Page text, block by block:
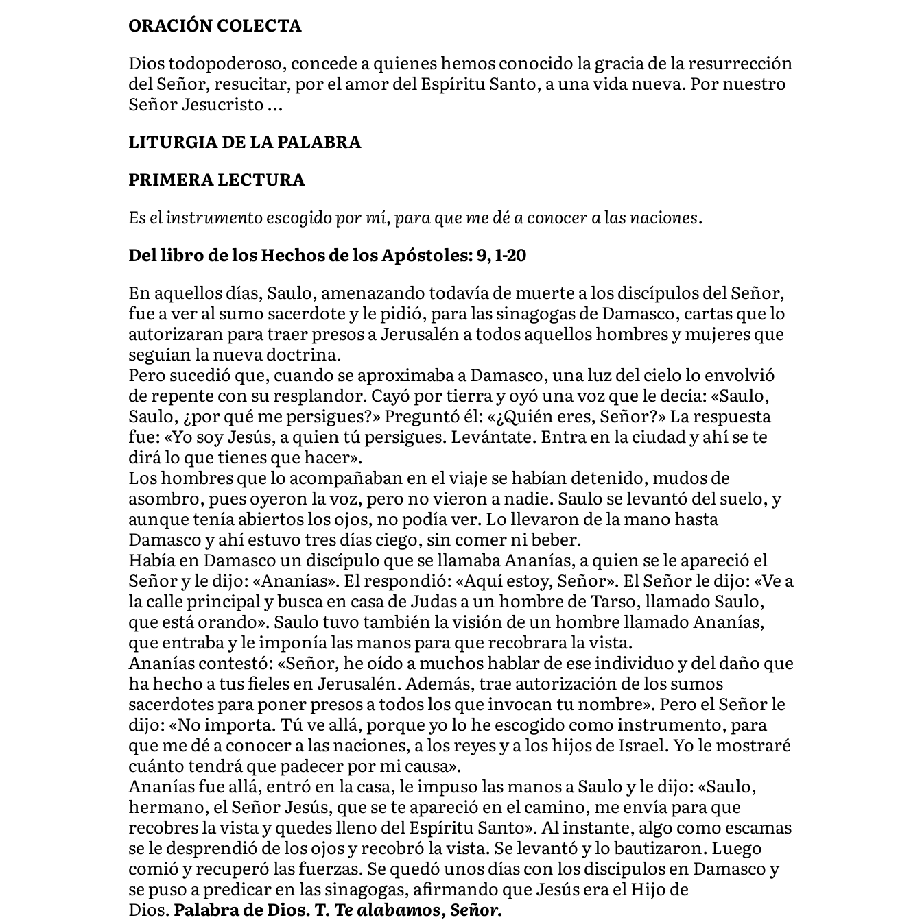
ORACIÓN COLECTA
Dios todopoderoso, concede a quienes hemos conocido la gracia de la resurrección
del Señor, resucitar, por el amor del Espíritu Santo, a una vida nueva. Por nuestro
Señor Jesucristo …
LITURGIA DE LA PALABRA
PRIMERA LECTURA
Es el instrumento escogido por mí, para que me dé a conocer a las naciones.
Del libro de los Hechos de los Apóstoles: 9, 1-20
En aquellos días, Saulo, amenazando todavía de muerte a los discípulos del Señor,
fue a ver al sumo sacerdote y le pidió, para las sinagogas de Damasco, cartas que lo
autorizaran para traer presos a Jerusalén a todos aquellos hombres y mujeres que
seguían la nueva doctrina.
Pero sucedió que, cuando se aproximaba a Damasco, una luz del cielo lo envolvió
de repente con su resplandor. Cayó por tierra y oyó una voz que le decía: «Saulo,
Saulo, ¿por qué me persigues?» Preguntó él: «¿Quién eres, Señor?» La respuesta
fue: «Yo soy Jesús, a quien tú persigues. Levántate. Entra en la ciudad y ahí se te
dirá lo que tienes que hacer».
Los hombres que lo acompañaban en el viaje se habían detenido, mudos de
asombro, pues oyeron la voz, pero no vieron a nadie. Saulo se levantó del suelo, y
aunque tenía abiertos los ojos, no podía ver. Lo llevaron de la mano hasta
Damasco y ahí estuvo tres días ciego, sin comer ni beber.
Había en Damasco un discípulo que se llamaba Ananías, a quien se le apareció el
Señor y le dijo: «Ananías». El respondió: «Aquí estoy, Señor». El Señor le dijo: «Ve a
la calle principal y busca en casa de Judas a un hombre de Tarso, llamado Saulo,
que está orando». Saulo tuvo también la visión de un hombre llamado Ananías,
que entraba y le imponía las manos para que recobrara la vista.
Ananías contestó: «Señor, he oído a muchos hablar de ese individuo y del daño que
ha hecho a tus fieles en Jerusalén. Además, trae autorización de los sumos
sacerdotes para poner presos a todos los que invocan tu nombre». Pero el Señor le
dijo: «No importa. Tú ve allá, porque yo lo he escogido como instrumento, para
que me dé a conocer a las naciones, a los reyes y a los hijos de Israel. Yo le mostraré
cuánto tendrá que padecer por mi causa».
Ananías fue allá, entró en la casa, le impuso las manos a Saulo y le dijo: «Saulo,
hermano, el Señor Jesús, que se te apareció en el camino, me envía para que
recobres la vista y quedes lleno del Espíritu Santo». Al instante, algo como escamas
se le desprendió de los ojos y recobró la vista. Se levantó y lo bautizaron. Luego
comió y recuperó las fuerzas. Se quedó unos días con los discípulos en Damasco y
se puso a predicar en las sinagogas, afirmando que Jesús era el Hijo de
Dios. Palabra de Dios.T. Te alabamos, Señor.